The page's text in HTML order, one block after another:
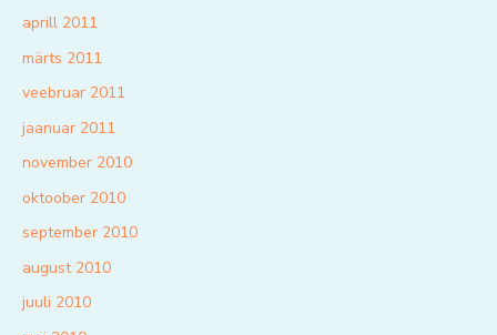
aprill 2011
märts 2011
veebruar 2011
jaanuar 2011
november 2010
oktoober 2010
september 2010
august 2010
juuli 2010